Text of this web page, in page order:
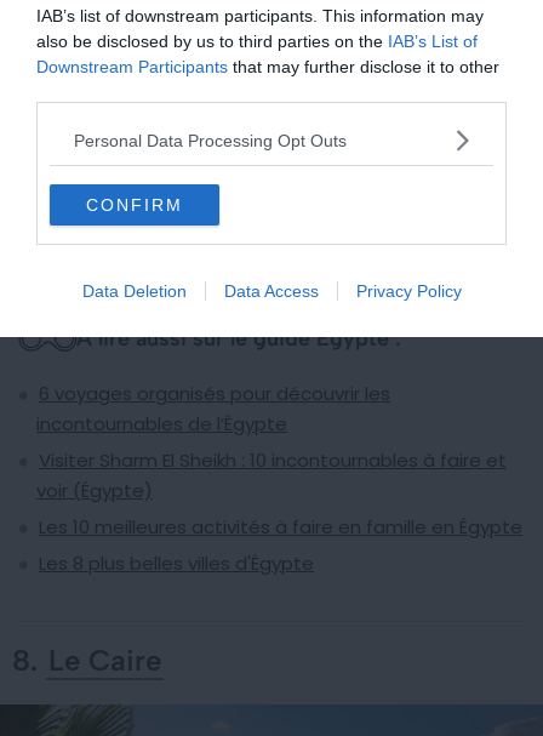
IAB’s list of downstream participants. This information may
also be disclosed by us to third parties on the IAB’s List of
Downstream Participants that may further disclose it to other
Personal Data Processing Opt Outs
CONFIRM
Data Deletion Data Access Privacy Policy
La visite fait traverser le temps, car au fil des siècles, des
l’entrée, le premier pylône en impose déjà avec ses 113 m
de façade. Prévoyez au moins2h30de visite pour
admirer lestemples,colonnades
sanctuaires, tous plus imposants les uns que les autres.
À lire aussi sur le guide Egypte :
6 voyages organisés pour découvrir les
incontournables de l’Égypte
Visiter Sharm El Sheikh : 10 incontournables à faire et
voir (Égypte)
Les 10 meilleures activités à faire en famille en Égypte
Les 8 plus belles villes d'Égypte
8. Le Caire